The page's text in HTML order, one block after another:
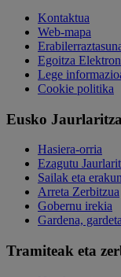
Kontaktua
Web-mapa
Egoitza
Lege
Cookie politika
Eusko Jaurlaritza
Hasiera-orria
Ezagutu
Sailak eta
Arreta Zerbitzua
Gobernu irekia
Gardena,
Tramiteak eta